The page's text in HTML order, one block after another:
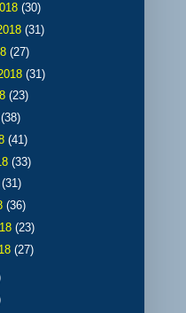
(30)
(31)
(27)
(31)
(23)
(38)
(41)
(33)
(31)
(36)
(23)
(27)